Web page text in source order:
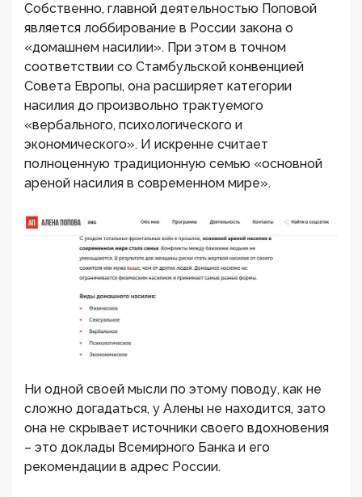
Собственно, главной деятельностью Поповой
является лоббирование в России закона о
«домашнем насилии». При этом в точном
соответствии со Стамбульской конвенцией
Совета Европы, она расширяет категории
насилия до произвольно трактуемого
«вербального, психологического и
экономического». И искренне считает
полноценную традиционную семью «основной
ареной насилия в современном мире».
Ни одной своей мысли по этому поводу, как не
сложно догадаться, у Алены не находится, зато
она не скрывает источники своего вдохновения
– это доклады Всемирного Банка и его
рекомендации в адрес России.